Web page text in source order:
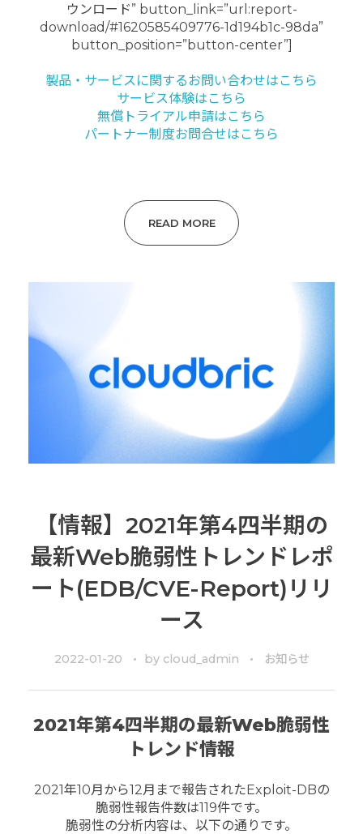
ウンロード” button_link=”url:report-
download/#1620585409776-1d194b1c-98da”
button_position=”button-center”]
製品・サービスに関するお問い合わせはこちら
サービス体験はこちら
無償トライアル申請はこちら
パートナー制度お問合せはこちら
READ MORE
【情報】2021年第4四半期の
最新Web脆弱性トレンドレポ
ート(EDB/CVE-Report)リリ
ース
2022-01-20 by cloud_admin お知らせ
2021年第4四半期の最新Web脆弱性
トレンド情報
2021年10月から12月まで報告されたExploit-DBの
脆弱性報告件数は119件です。
脆弱性の分析内容は、以下の通りです。